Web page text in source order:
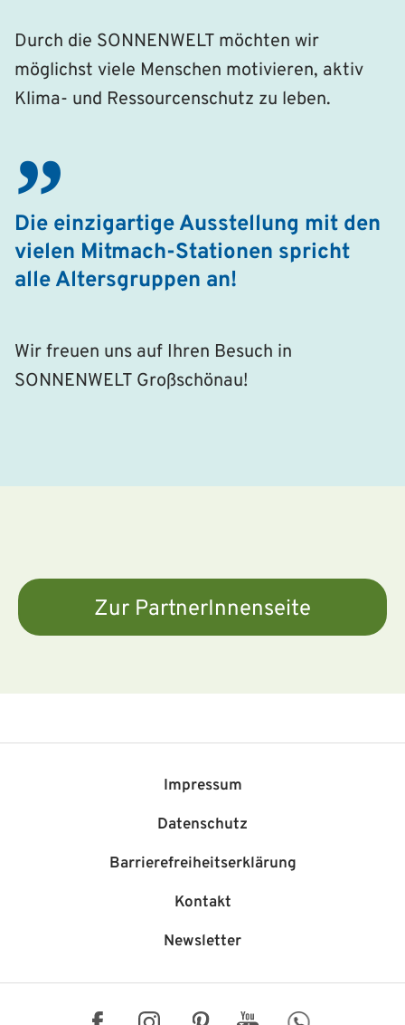
Durch die SONNENWELT möchten wir
möglichst viele Menschen motivieren, aktiv
Klima- und Ressourcenschutz zu leben.
Die einzigartige Ausstellung mit den
vielen Mitmach-Stationen spricht
alle Altersgruppen an!
Wir freuen uns auf Ihren Besuch in
SONNENWELT Großschönau!
Zur PartnerInnenseite
Impressum
Datenschutz
Barriere­freiheits­erklärung
Kontakt
Newsletter
FacebookInstagramPinterestYouTubeWhatsApp